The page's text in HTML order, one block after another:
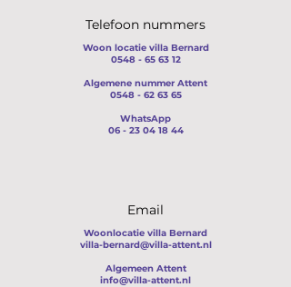
Telefoon nummers
Woon locatie villa Bernard
0548 - 65 63 12
Algemene nummer Attent
0548 - 62 63 65
WhatsApp
06 - 23 04 18 44
Email
Woonlocatie villa Bernard
villa-bernard@villa-attent.nl
Algemeen Attent
info@villa-attent.nl